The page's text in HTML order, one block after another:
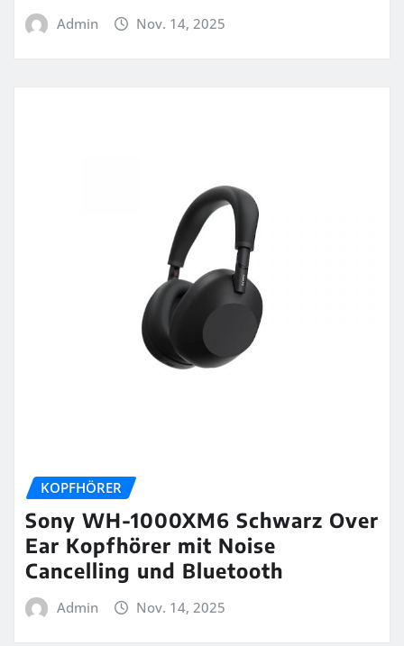
Admin Nov. 14, 2025
KOPFHÖRER
Sony WH-1000XM6 Schwarz Over
Ear Kopfhörer mit Noise
Cancelling und Bluetooth
Admin Nov. 14, 2025